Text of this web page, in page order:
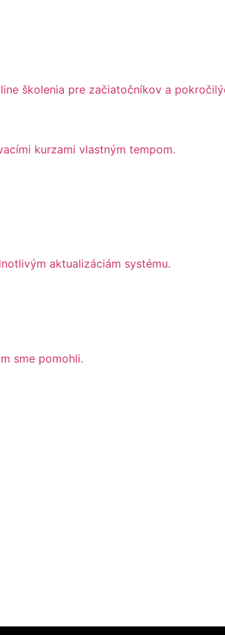
školenia pre začiatočníkov a
kurzami vlastným tempom.
aktualizáciám systému.
sme pomohli.